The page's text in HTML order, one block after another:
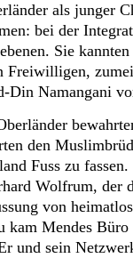
als junger
bei der
Sie
Freiwilligen,
Din Namangani
den
Fuss zu
Wolfrum, der
von
kam Mendes
und sein